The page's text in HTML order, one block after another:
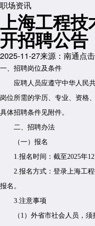
职场资讯
上海工程技
开招聘公告
2025-11-27来源：南通点击
一、招聘岗位及条件
应聘人员应遵守中华人民共
岗位所需的学历、专业、资格
具体招聘条件见附件。
二、招聘办法
（一）报名
1.报名时间：截至2025年12
2.报名方式：登录上海工程
报名。
3.注意事项
（1）外省市社会人员，须